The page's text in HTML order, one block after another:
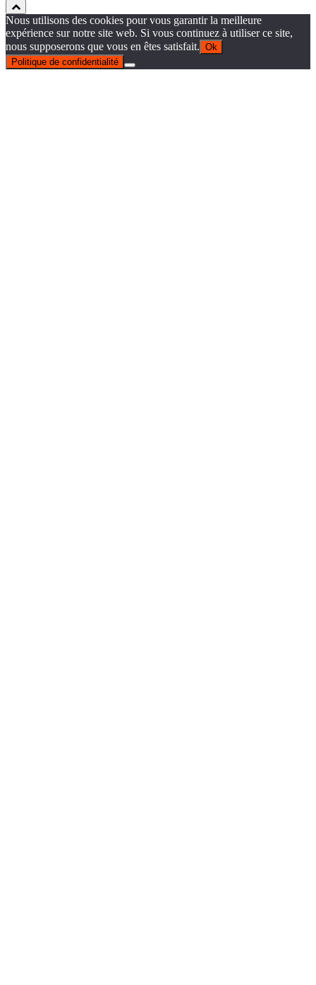
Nous utilisons des cookies pour vous garantir la meilleure
expérience sur notre site web. Si vous continuez à utiliser ce site,
nous supposerons que vous en êtes satisfait. Ok
Politique de confidentialité